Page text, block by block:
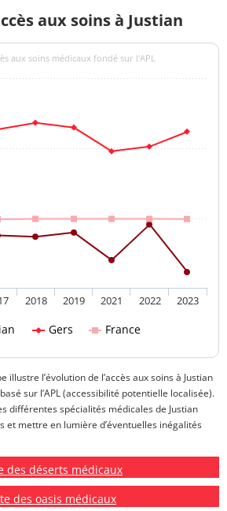
aux soins à Justian
aux soins médicaux fondé sur l'APL
Gers France
2018 2019 2021 2022 2023
illustre l’évolution de l’accès aux soins à Justian
sur l’APL (accessibilité potentielle localisée).
différentes spécialités médicales de Justian
et mettre en lumière d’éventuelles inégalités
des déserts médicaux
des oasis médicaux